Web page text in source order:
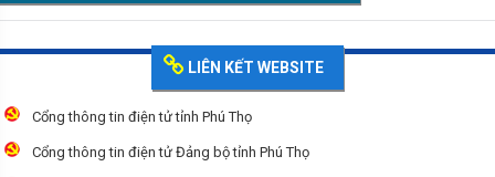
2026
LIÊN KẾT WEBSITE
Cổng thông tin điện tử tỉnh Phú Thọ
Cổng thông tin điện tử Đảng bộ tỉnh Phú Thọ